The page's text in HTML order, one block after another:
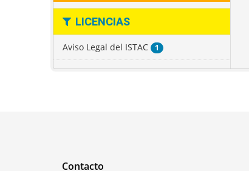
LICENCIAS
Aviso Legal del ISTAC 1
Contacto